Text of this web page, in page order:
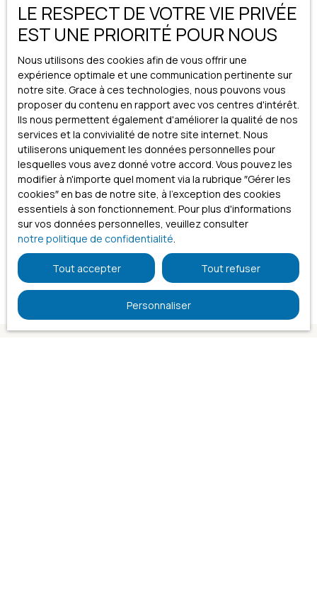
J'accepte le traitement de mes données personnelles
conformément au RGPD. Si vous ne souhaitez pas faire
l'objet de prospection commerciale par voie
téléphonique, vous pouvez vous inscrire gratuitement
sur la liste d'opposition au démarchage téléphonique,
prévu par l'article L223-1 du code de la consommation,
sur le site Internet www.bloctel.gouv.fr ou par courrier
adressé à :
Société Worldline, Service Bloctel, CS 61311, 41013 BLOIS
CEDEX.
Pour en savoir plus sur le traitement de vos données
personnelles, veuillez consulter notrepolitique de
confidentialité.
Recevoir des annonces
LE RESPECT DE VOTRE VIE PRIVÉE
EST UNE PRIORITÉ POUR NOUS
Nous utilisons des cookies afin de vous offrir une
expérience optimale et une communication pertinente sur
notre site. Grace à ces technologies, nous pouvons vous
proposer du contenu en rapport avec vos centres d'intérêt.
Ils nous permettent également d'améliorer la qualité de nos
services et la convivialité de notre site internet. Nous
utiliserons uniquement les données personnelles pour
lesquelles vous avez donné votre accord. Vous pouvez les
modifier à n'importe quel moment via la rubrique ″Gérer les
cookies″ en bas de notre site, à l'exception des cookies
essentiels à son fonctionnement. Pour plus d'informations
sur vos données personnelles, veuillez consulter
notre politique de confidentialité.
Tout accepter Tout refuser
Personnaliser